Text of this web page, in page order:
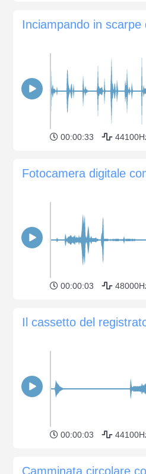
00:00:33
Fotocamera digitale
00:00:03
00:00:03